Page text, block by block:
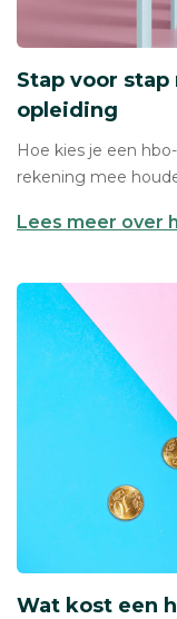
Stap voor stap
opleiding
Hoe kies je een
rekening mee
Lees meer over
Wat kost een